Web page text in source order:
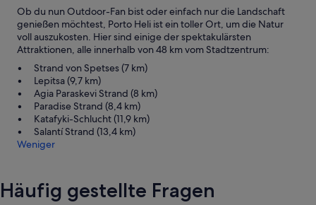
Ob du nun Outdoor-Fan bist oder einfach nur die Landschaft
genießen möchtest, Porto Heli ist ein toller Ort, um die Natur
voll auszukosten. Hier sind einige der spektakulärsten
Attraktionen, alle innerhalb von 48 km vom Stadtzentrum:
Strand von Spetses (7 km)
Lepitsa (9,7 km)
Agia Paraskevi Strand (8 km)
Paradise Strand (8,4 km)
Katafyki-Schlucht (11,9 km)
Salantí Strand (13,4 km)
Weniger
Häufig gestellte Fragen